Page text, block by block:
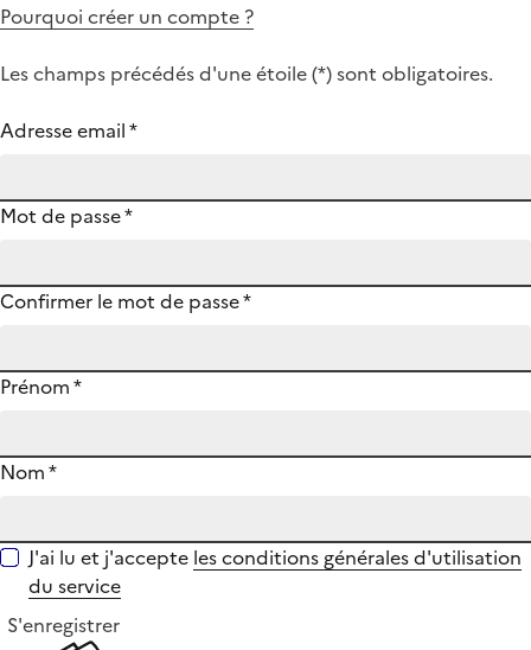
Pourquoi créer un compte ?
Les champs précédés d'une étoile (*) sont obligatoires.
Adresse email*
Mot de passe*
Confirmer le mot de passe*
Prénom*
Nom*
J'ai lu et j'accepte les conditions générales d'utilisation
du service
S'enregistrer